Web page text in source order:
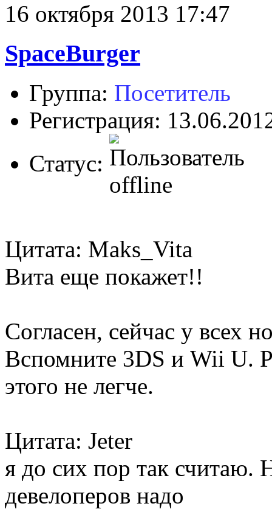
16 октября 2013 17:47
SpaceBurger
Группа: Посетитель
Регистрация:
Статус:
Цитата: Maks_Vita
Вита еще покажет!!
Согласен, сейчас у всех
Вспомните 3DS и Wii U.
этого не легче.
Цитата: Jeter
я до сих пор так считаю.
девелоперов надо